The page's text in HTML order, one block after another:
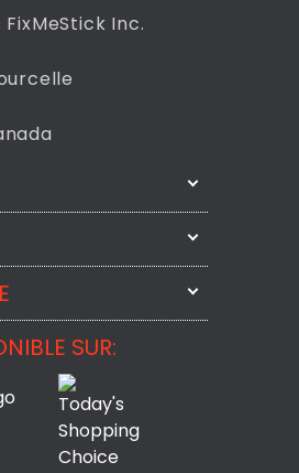
Inc.
par courriel
des Clients
SUR: